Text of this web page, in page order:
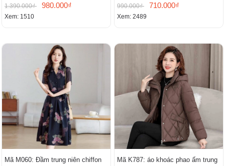
cấp thần
1.390.000₫ 980.000₫
Xem: 1510
đứng
990.000₫ 710.000₫
Xem: 2489
Mã M060: Đầm trung niên chiffon
Mã K787: áo khoác phao ấm trung